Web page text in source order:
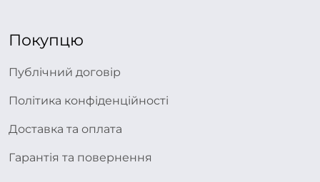
Покупцю
Публічний договір
Політика конфіденційності
Доставка та оплата
Гарантія та повернення